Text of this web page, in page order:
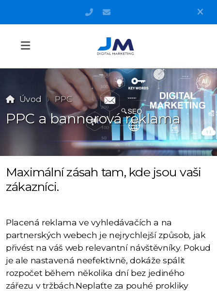
+420 606 571 990
Úvod PPC
PPC a bannerová reklama
Maximální zásah tam, kde jsou vaši
zákazníci.
Placená reklama ve vyhledávačích a na
partnerských webech je nejrychlejší způsob, jak
přivést na váš web relevantní návštěvníky. Pokud
je ale nastavená neefektivně, dokáže spálit
rozpočet během několika dní bez jediného
zářezu v tržbách.Neplaťte za pouhé prokliky